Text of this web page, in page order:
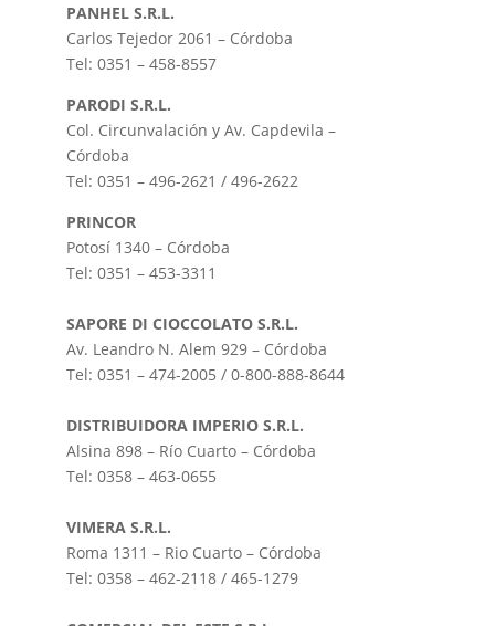
PANHEL S.R.L.
Carlos Tejedor 2061 – Córdoba
Tel: 0351 – 458-8557
PARODI S.R.L.
Col. Circunvalación y Av. Capdevila –
Córdoba
Tel: 0351 – 496-2621 / 496-2622
PRINCOR
Potosí 1340 – Córdoba ‎
Tel: 0351 – 453-3311
SAPORE DI CIOCCOLATO S.R.L.
Av. Leandro N. Alem 929 – Córdoba
Tel: 0351 – 474-2005 / 0-800-888-8644
DISTRIBUIDORA IMPERIO S.R.L.
Alsina 898 – Río Cuarto – Córdoba
Tel: 0358 – 463-0655
VIMERA S.R.L.
Roma 1311 – Rio Cuarto – Córdoba
Tel: 0358 – 462-2118 / 465-1279